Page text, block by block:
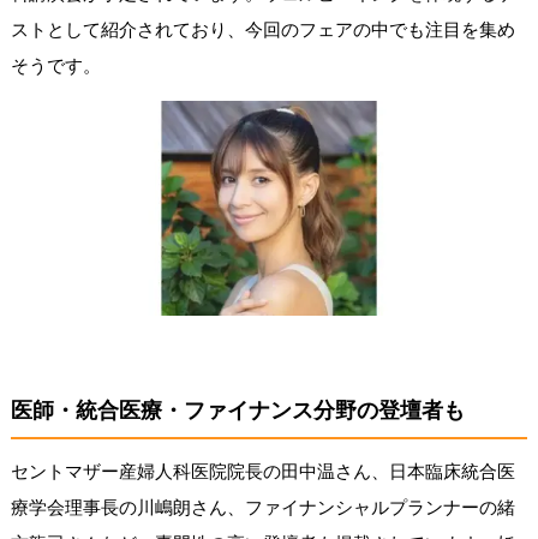
ストとして紹介されており、今回のフェアの中でも注目を集め
そうです。
医師・統合医療・ファイナンス分野の登壇者も
セントマザー産婦人科医院院長の田中温さん、日本臨床統合医
療学会理事長の川嶋朗さん、ファイナンシャルプランナーの緒